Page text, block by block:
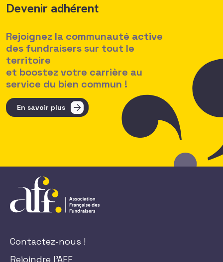
Devenir adhérent
Rejoignez la communauté active
des fundraisers sur tout le
territoire
et boostez votre carrière au
service du bien commun !
En savoir plus
Contactez-nous !
Rejoindre l'AFF